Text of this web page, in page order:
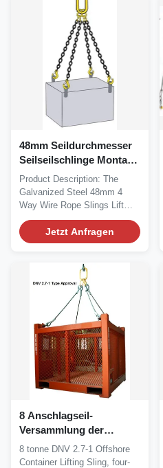
48mm Seildurchmesser
Seilseilschlinge Montage
kundenspezifische
Länge mit flämischer
Augenhülle und Daumen
Product Description: The
Galvanized Steel 48mm 4
Way Wire Rope Slings Lift
Sling is a heavy-duty...
Jetzt Anfragen
8 Anschlagseil-
Versammlung der
Tonnen-DNV 2.7-1, 4
Bein-Anschlagseil
8 tonne DNV 2.7-1 Offshore
Container Lifting Sling, four-